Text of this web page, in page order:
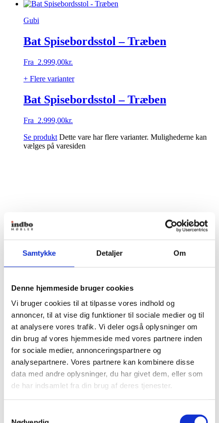
Samtykke Detaljer Om
Denne hjemmeside bruger cookies
Vi bruger cookies til at tilpasse vores indhold og
annoncer, til at vise dig funktioner til sociale medier og til
at analysere vores trafik. Vi deler også oplysninger om
din brug af vores hjemmeside med vores partnere inden
for sociale medier, annonceringspartnere og
analysepartnere. Vores partnere kan kombinere disse
data med andre oplysninger, du har givet dem, eller som
de har indsamlet fra din brug af deres tjenester.
Gubi
Bat Spisebordsstol – Træben
Fra 2.999,00kr.
+ Flere varianter
Bat Spisebordsstol – Træben
Fra 2.999,00kr.
Se produkt Dette vare har flere varianter. Mulighederne kan
vælges på varesiden